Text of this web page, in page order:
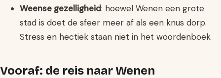
Weense gezelligheid: hoewel Wenen een grote
stad is doet de sfeer meer af als een knus dorp.
Stress en hectiek staan niet in het woordenboek
Vooraf: de reis naar Wenen